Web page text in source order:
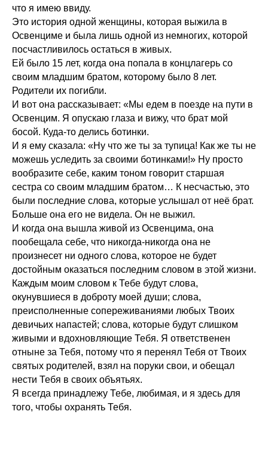
что я имею ввиду.
Это история одной женщины, которая выжила в
Освенциме и была лишь одной из немногих, которой
посчастливилось остаться в живых.
Ей было 15 лет, когда она попала в концлагерь со
своим младшим братом, которому было 8 лет.
Родители их погибли.
И вот она рассказывает: «Мы едем в поезде на пути в
Освенцим. Я опускаю глаза и вижу, что брат мой
босой. Куда-то делись ботинки.
И я ему сказала: «Ну что же ты за тупица! Как же ты не
можешь уследить за своими ботинками!» Ну просто
вообразите себе, каким тоном говорит старшая
сестра со своим младшим братом… К несчастью, это
были последние слова, которые услышал от неё брат.
Больше она его не видела. Он не выжил.
И когда она вышла живой из Освенцима, она
пообещала себе, что никогда-никогда она не
произнесет ни одного слова, которое не будет
достойным оказаться последним словом в этой жизни.
Каждым моим словом к Тебе будут слова,
окунувшиеся в доброту моей души; слова,
преисполненные сопереживаниями любых Твоих
девичьих напастей; слова, которые будут слишком
живыми и вдохновляющие Тебя. Я ответственен
отныне за Тебя, потому что я перенял Тебя от Твоих
святых родителей, взял на поруки свои, и обещал
нести Тебя в своих объятьях.
Я всегда принадлежу Тебе, любимая, и я здесь для
того, чтобы охранять Тебя.